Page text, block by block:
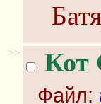
>> Кот
Файл: